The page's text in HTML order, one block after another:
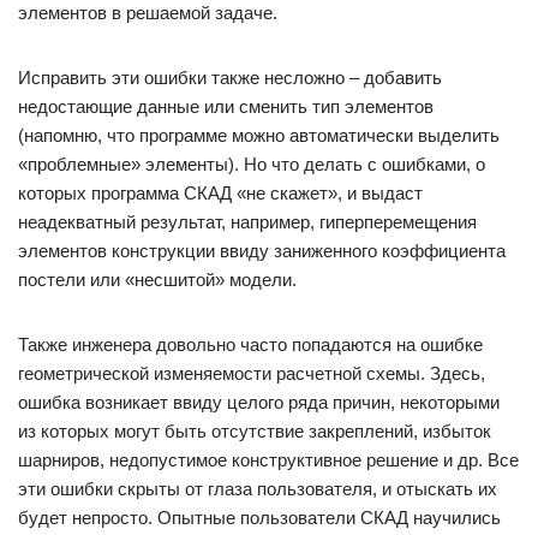
элементов в решаемой задаче.
Исправить эти ошибки также несложно – добавить
недостающие данные или сменить тип элементов
(напомню, что программе можно автоматически выделить
«проблемные» элементы). Но что делать с ошибками, о
которых программа СКАД «не скажет», и выдаст
неадекватный результат, например, гиперперемещения
элементов конструкции ввиду заниженного коэффициента
постели или «несшитой» модели.
Также инженера довольно часто попадаются на ошибке
геометрической изменяемости расчетной схемы. Здесь,
ошибка возникает ввиду целого ряда причин, некоторыми
из которых могут быть отсутствие закреплений, избыток
шарниров, недопустимое конструктивное решение и др. Все
эти ошибки скрыты от глаза пользователя, и отыскать их
будет непросто. Опытные пользователи СКАД научились